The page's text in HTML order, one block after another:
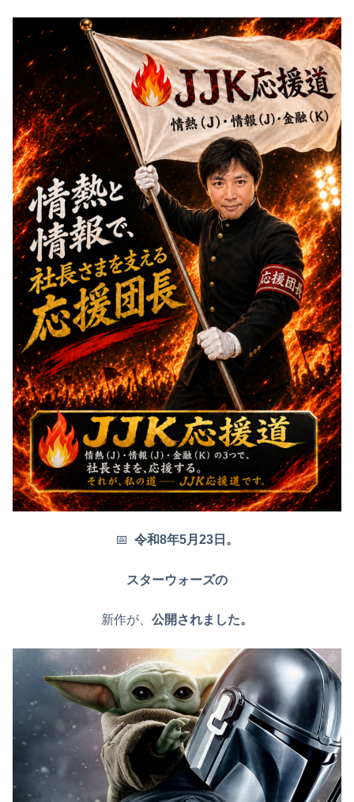
📅 令和8年5月23日。
スターウォーズの
新作が、 公開されました。